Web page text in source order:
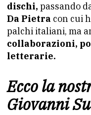
dischi, passando
Da Pietra con cui
palchi italiani, ma
collaborazioni,
letterarie.
Ecco la
Giovanni